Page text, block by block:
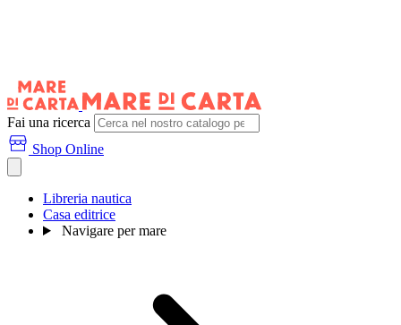
Fai una ricerca
Shop Online
Libreria nautica
Casa editrice
Navigare per mare